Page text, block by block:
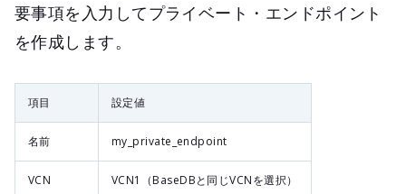
要事項を入力してプライベート・エンドポイント
を作成します。
項目 設定値
名前 my_private_endpoint
VCN VCN1（BaseDBと同じVCNを選択）